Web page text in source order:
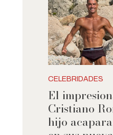
CELEBRIDADES
El
Cristiano
hijo